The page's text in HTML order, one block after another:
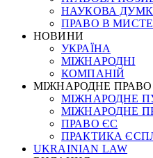
НАУКОВА
ПРАВО В
НОВИНИ
УКРАЇНА
МІЖНАРОДНІ
КОМПАНІЙ
МІЖНАРОДНЕ ПРАВО
МІЖНАРОДНЕ
МІЖНАРОДНЕ
ПРАВО ЄС
ПРАКТИКА
UKRAINIAN LAW